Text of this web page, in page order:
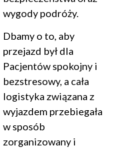
wygody podróży.
Dbamy o to, aby
przejazd był dla
Pacjentów spokojny i
bezstresowy, a cała
logistyka związana z
wyjazdem przebiegała
w sposób
zorganizowany i